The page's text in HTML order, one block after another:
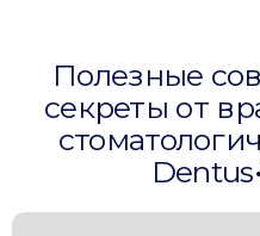
Полезные
секреты от